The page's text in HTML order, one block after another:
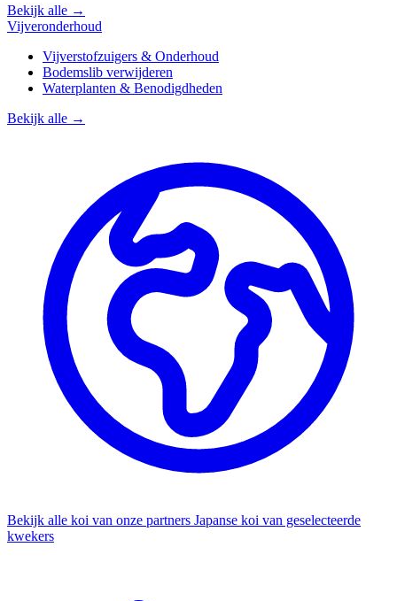
Bekijk alle →
Vijveronderhoud
Vijverstofzuigers & Onderhoud
Bodemslib verwijderen
Waterplanten & Benodigdheden
Bekijk alle →
Bekijk alle koi van onze partners Japanse koi van geselecteerde
kwekers